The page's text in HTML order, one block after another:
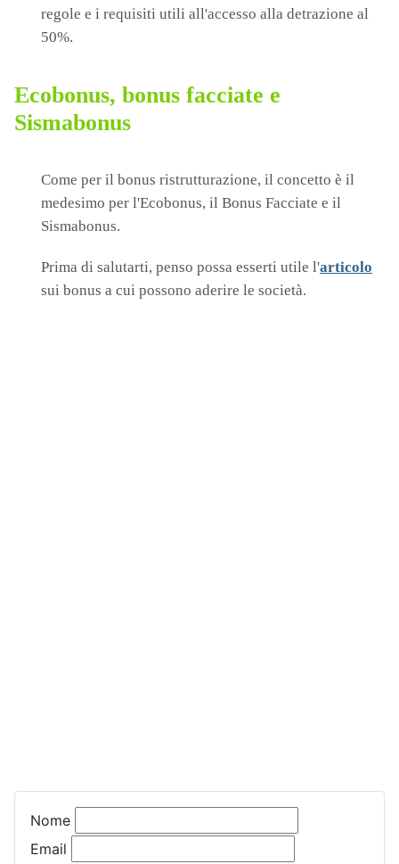
regole e i requisiti utili all'accesso alla detrazione al
50%.
Ecobonus, bonus facciate e
Sismabonus
Come per il bonus ristrutturazione, il concetto è il
medesimo per l'Ecobonus, il Bonus Facciate e il
Sismabonus.
Prima di salutarti, penso possa esserti utile l'articolo
sui bonus a cui possono aderire le società.
Nome
Email